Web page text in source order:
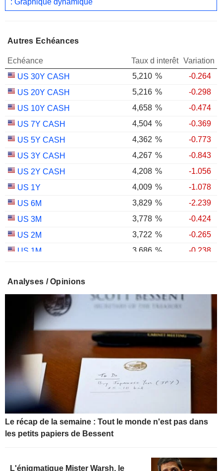
: Graphique dynamique
Autres Echéances
Echéance Taux d interêt Variation
US 30Y CASH
5,210 %
-0.264
US 20Y CASH
5,216 %
-0.298
US 10Y CASH
4,658 %
-0.474
US 7Y CASH
4,504 %
-0.369
US 5Y CASH
4,362 %
-0.773
US 3Y CASH
4,267 %
-0.843
US 2Y CASH
4,208 %
-1.056
US 1Y
4,009 %
-1.078
US 6M
3,829 %
-2.239
US 3M
3,778 %
-0.424
US 2M
3,722 %
-0.265
US 1M
3,686 %
-0.238
US 10Y INFLATION INDEXED
US 5Y INFLATION INDEXED
1,725%
Analyses / Opinions
Le récap de la semaine : Tout le monde n'est pas dans
les petits papiers de Bessent
L'énigmatique Mister Warsh, le